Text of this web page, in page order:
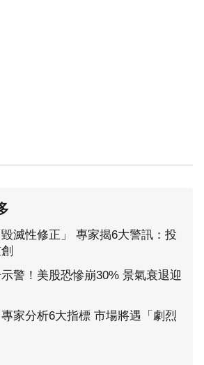
滅性修正」 專家揭6大警訊：投
警！美股恐慘崩30% 景氣衰退迎
家分析6大指標 市場將遇「劇烈